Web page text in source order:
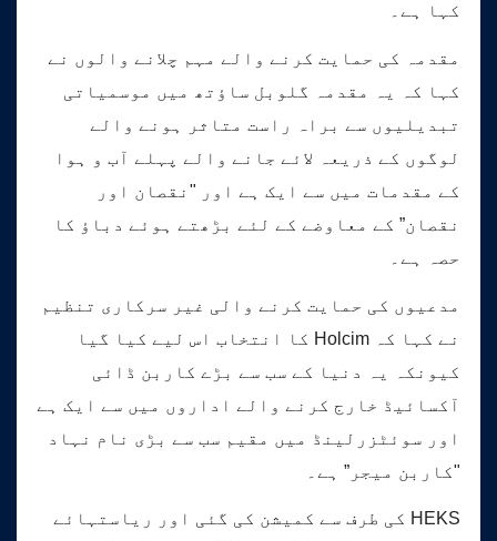
کہا ہے۔
مقدمہ کی حمایت کرنے والے مہم چلانے والوں نے
کہا کہ یہ مقدمہ گلوبل ساؤتھ میں موسمیاتی
تبدیلیوں سے براہ راست متاثر ہونے والے
لوگوں کے ذریعہ لائے جانے والے پہلے آب و ہوا
کے مقدمات میں سے ایک ہے اور "نقصان اور
نقصان” کے معاوضے کے لئے بڑھتے ہوئے دباؤ کا
حصہ ہے۔
مدعیوں کی حمایت کرنے والی غیر سرکاری تنظیم
نے کہا کہ Holcim کا انتخاب اس لیے کیا گیا
کیونکہ یہ دنیا کے سب سے بڑے کاربن ڈائی
آکسائیڈ خارج کرنے والے اداروں میں سے ایک ہے
اور سوئٹزرلینڈ میں مقیم سب سے بڑی نام نہاد
"کاربن میجر” ہے۔
HEKS کی طرف سے کمیشن کی گئی اور ریاستہائے